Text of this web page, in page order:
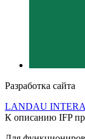
Разработка сайта
LANDAU
К описанию IFP